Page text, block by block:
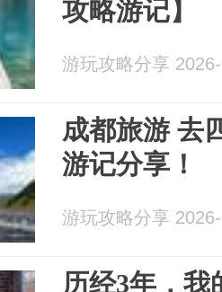
攻略游记】
游玩攻略分享
成都旅游 去
游记分享！
游玩攻略分享
历经3年，我